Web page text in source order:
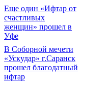
Еще один «Ифтар от
счастливых
женщин» прошел в
Уфе
В Соборной мечети
«Ускудар» г.Саранск
прошел благодатный
ифтар